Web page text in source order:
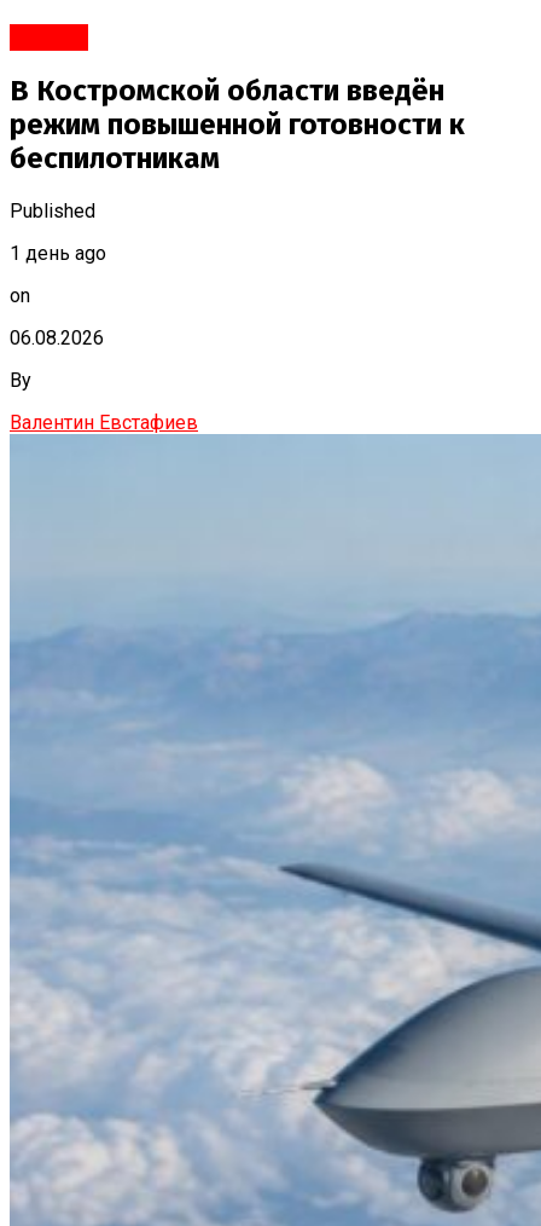
В Костромской области введён
режим повышенной готовности к
беспилотникам
Published
1 день ago
on
06.08.2026
By
Валентин Евстафиев